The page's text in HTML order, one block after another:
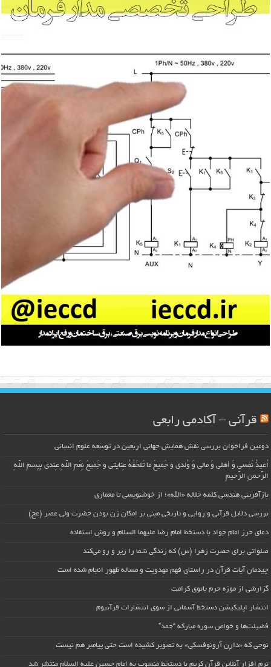
قرآنی – آکادمی رابعی
دومین فراخوان بررسی نقش همایش جهانی اربعین در توسعه علوم انسانی
اُعیذُ نَفسی وَ أهلی وَ مالی وَ وُلدی و جَمیعَ ما تَلحَقُهُ عِنایتی و جَمیعَ نِعَمِ اللّهِ عِندی بِبِسمِ اللّهِ
الرَّحمنِ الرَّحیمِ
بازآفرینی هندسی کلمه جلاله «الله»؛ از خوشنویسی تا معماری
بررسی دلایل قرآنی و روایی و تاریخی مبنی بر امکان زن بودن حضرت ولی عصر (عج)
دعای حرز امام جواد با دستخط امام رضا علیهما السلام و روش استفاده
صلواتی برای حضرت زهرا (س) که زندگی شما را زیر و رو می‌کند
چیدمان آیات قرآن در راستای فهم مهدویت و مساله ظهور انجام شده است
گزارشی از موزه حرم بانوی کرامت
انتشار اپلیکیشن دستخط آسمانی از سوی انتشارات قرآنیوم
فضیلت‌ها و خواص سوره مبارکه “حمد”
نوحی که «دارِن آرونوفسکی» به تصویر کشیده است حتی پیامبر هم نیست
نرم افزار آنلاین قرآن کریم با دستخط منسوب به امام حسین علیه السلام منتشر شد